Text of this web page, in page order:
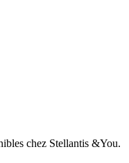
chez Stellantis &You.